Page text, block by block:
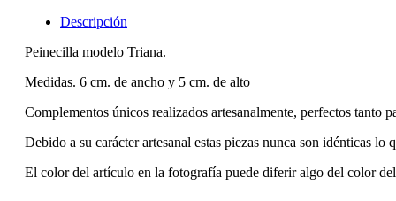
Descripción
Peinecilla modelo Triana.
Medidas. 6 cm. de ancho y 5 cm. de alto
Complementos únicos realizados artesanalmente, perfectos tanto
Debido a su carácter artesanal estas piezas nunca son idénticas
El color del artículo en la fotografía puede diferir algo del color